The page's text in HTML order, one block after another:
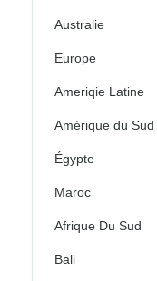
Australie
Europe
Ameriqie Latine
Amérique du Sud
Égypte
Maroc
Afrique Du Sud
Bali